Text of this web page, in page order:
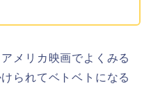
メリカ映画でよくみる
られてベトベトになる